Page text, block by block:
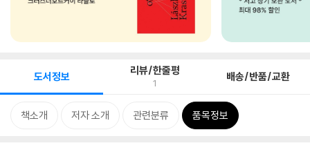
도서정보 리뷰/한줄평
1 배송/반품/교환
책소개 저자 소개 관련분류 품목정보